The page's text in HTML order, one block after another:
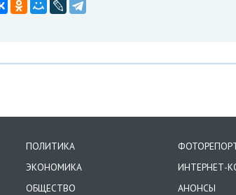
ПОЛИТИКА
ЭКОНОМИКА
ОБЩЕСТВО
ИНТЕРНЕТ-
АНОНСЫ